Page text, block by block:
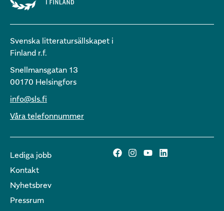
Svenska litteratursällskapet i
Finland r.f.
Snellmansgatan 13
00170 Helsingfors
info@sls.fi
Våra telefonnummer
Lediga jobb
Kontakt
Nyhetsbrev
Pressrum